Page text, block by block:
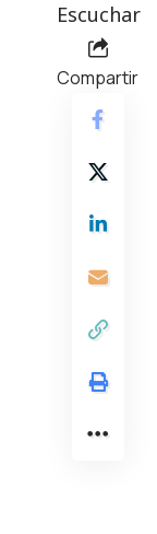
Escuchar
Compartir